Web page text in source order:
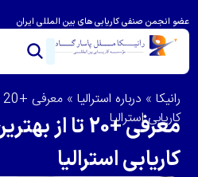
عضو انجمن صنفی کاریابی های بین المللی ایران
رانیکا » درباره استرالیا »
کاریابی استرالیا
معرفی +20 تا
کاریابی استرالیا